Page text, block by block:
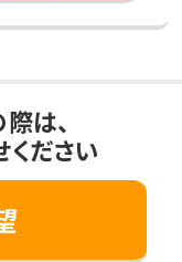
は、
ださい